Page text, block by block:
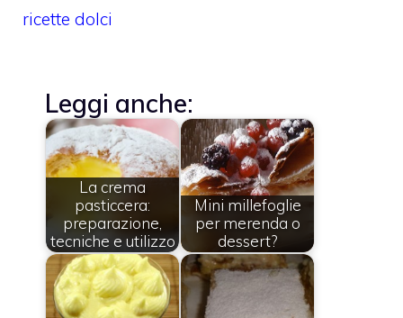
ricette dolci
Leggi anche:
La crema
pasticcera:
preparazione,
tecniche e utilizzo
Mini millefoglie
per merenda o
dessert?